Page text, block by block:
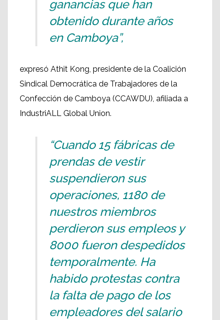
ganancias que han
obtenido durante años
en Camboya”,
expresó Athit Kong, presidente de la Coalición
Sindical Democrática de Trabajadores de la
Confección de Camboya (CCAWDU), afiliada a
IndustriALL Global Union.
“Cuando 15 fábricas de
prendas de vestir
suspendieron sus
operaciones, 1180 de
nuestros miembros
perdieron sus empleos y
8000 fueron despedidos
temporalmente. Ha
habido protestas contra
la falta de pago de los
empleadores del salario